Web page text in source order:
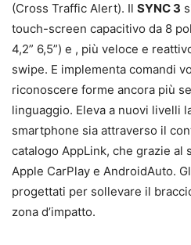
(Cross Traffic Alert). Il SYNC 3
touch-screen capacitivo da 8
4,2” 6,5”) e , più veloce e
swipe. E implementa comandi
riconoscere forme ancora più
linguaggio. Eleva a nuovi livelli
smartphone sia attraverso il
catalogo AppLink, che grazie al
Apple CarPlay e AndroidAuto.
progettati per sollevare il
zona d’impatto.